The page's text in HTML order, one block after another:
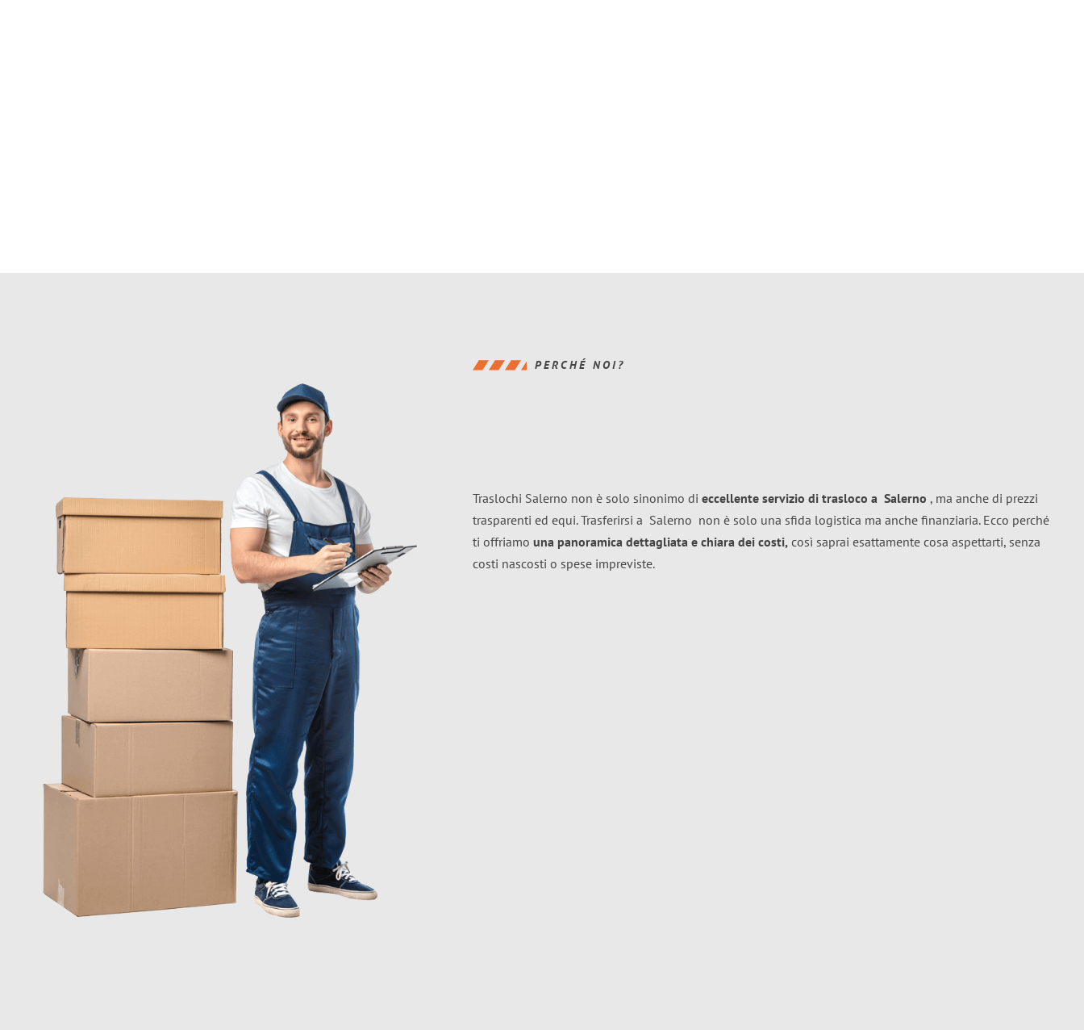
PERCHÉ NOI?
Traslochi Salerno non è solo sinonimo di eccellente servizio di trasloco a Salerno , ma anche di prezzi
trasparenti ed equi. Trasferirsi a Salerno non è solo una sfida logistica ma anche finanziaria. Ecco perché
ti offriamo una panoramica dettagliata e chiara dei costi, così saprai esattamente cosa aspettarti, senza
costi nascosti o spese impreviste.